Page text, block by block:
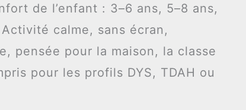
2,90 €
à
4,90 €
de l’enfant : 3–6 ans, 5–8 ans,
Activité calme, sans écran,
pensée pour la maison, la classe
pour les profils DYS, TDAH ou